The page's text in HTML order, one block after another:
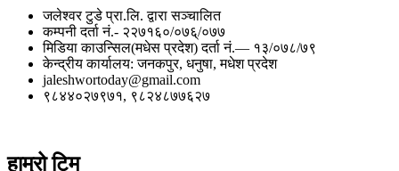
जलेश्वर टुडे प्रा.लि. द्वारा सञ्चालित
कम्पनी दर्ता नं.- २२७१६०/०७६्/०७७
मिडिया काउन्सिल(मधेस प्रदेश) दर्ता नं.— १३/०७८/७९
केन्द्रीय कार्यालय: जनकपुर, धनुषा, मधेश प्रदेश
jaleshwortoday@gmail.com
९८४४०२७९७१, ९८२४८७७६२७
हाम्रो टिम